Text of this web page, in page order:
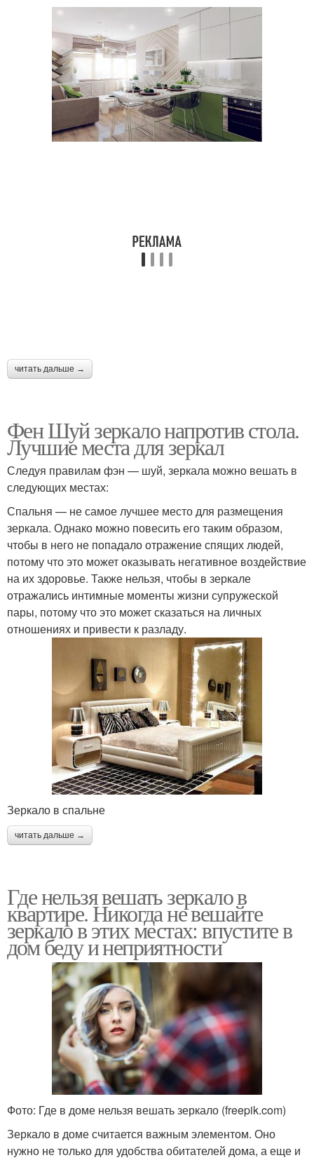
читать дальше →
Фен Шуй зеркало напротив стола.
Лучшие места для зеркал
Следуя правилам фэн — шуй, зеркала можно вешать в
следующих местах:
Спальня — не самое лучшее место для размещения
зеркала. Однако можно повесить его таким образом,
чтобы в него не попадало отражение спящих людей,
потому что это может оказывать негативное воздействие
на их здоровье. Также нельзя, чтобы в зеркале
отражались интимные моменты жизни супружеской
пары, потому что это может сказаться на личных
отношениях и привести к разладу.
Зеркало в спальне
читать дальше →
Где нельзя вешать зеркало в
квартире. Никогда не вешайте
зеркало в этих местах: впустите в
дом беду и неприятности
Фото: Где в доме нельзя вешать зеркало (freepik.com)
Зеркало в доме считается важным элементом. Оно
нужно не только для удобства обитателей дома, а еще и